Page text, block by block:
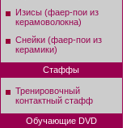
Изисы (фаер-пои из
керамоволокна)
Снейки (фаер-пои из
керамики)
Стаффы
Тренировочный
контактный стафф
Обучающие DVD